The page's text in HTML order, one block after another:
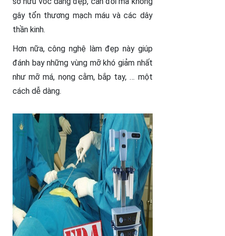
gây tổn thương mạch máu và các dây
thần kinh.
Hơn nữa, công nghệ làm đẹp này giúp
đánh bay những vùng mỡ khó giảm nhất
như mỡ má, nọng cằm, bắp tay, … một
cách dễ dàng.